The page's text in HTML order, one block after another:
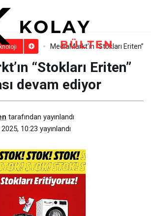
MediaMarkt’ın “Stokları Eriten”
“Stokları Eriten”
devam ediyor
tarafından yayınlandı
10:23 yayınlandı
CAMON 40 Serisi: Üst
Yapay Zekâ ve Kamera
Paylaş